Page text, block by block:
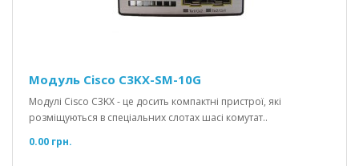
Модуль Cisco C3KX-SM-10G
Модулі Cisco C3KX - це досить компактні пристрої, які
розміщуються в спеціальних слотах шасі комутат..
0.00 грн.